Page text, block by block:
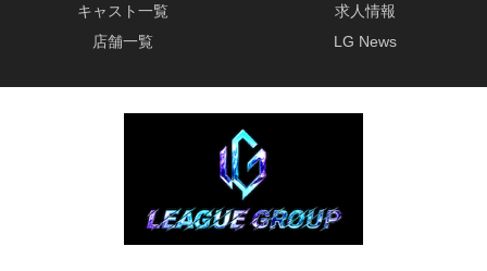
キャスト一覧
店舗一覧
求人情報
LG News